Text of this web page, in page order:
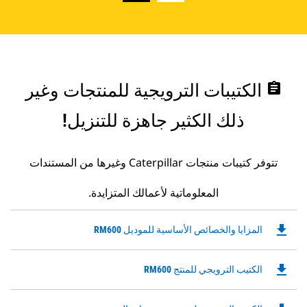
assignment الكتيبات الترويجية للمنتجات وغير
ذلك الكثير جاهزة للتنزيل!
تتوفر كتيبات منتجات Caterpillar وغيرها من المستندات
المعلوماتية لأعمالك المتزايدة.
المزايا والخصائص الأساسية للموديل RM600Downloadable
a
New
file_download
الكتيب الترويجي للمنتج RM600Downloadable
file_download